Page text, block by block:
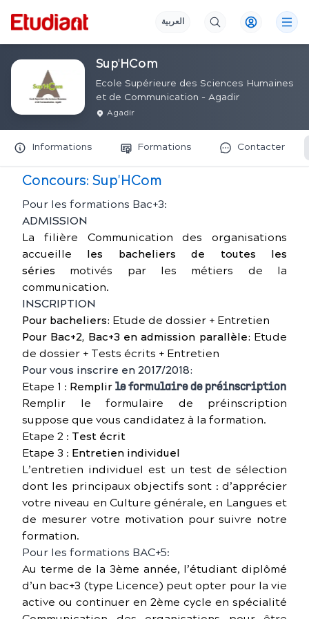
العربية
Sup'HCom
Ecole Supérieure des Sciences Humaines
et de Communication - Agadir
Agadir
Informations Formations Contacter
Concours: Sup'HCom
Pour les formations Bac+3:
ADMISSION
La filière Communication des organisations
accueille les bacheliers de toutes les
séries motivés par les métiers de la
communication.
INSCRIPTION
Pour bacheliers: Etude de dossier + Entretien
Pour Bac+2, Bac+3 en admission parallèle: Etude
de dossier + Tests écrits + Entretien
Pour vous inscrire en 2017/2018:
Etape 1 : Remplir le formulaire de préinscription
Remplir le formulaire de préinscription
suppose que vous candidatez à la formation.
Etape 2 : Test écrit
Etape 3 : Entretien individuel
L’entretien individuel est un test de sélection
dont les principaux objectifs sont : d’apprécier
votre niveau en Culture générale, en Langues et
de mesurer votre motivation pour suivre notre
formation.
Pour les formations BAC+5:
Au terme de la 3ème année, l’étudiant diplômé
d’un bac+3 (type Licence) peut opter pour la vie
active ou continuer en 2ème cycle en spécialité